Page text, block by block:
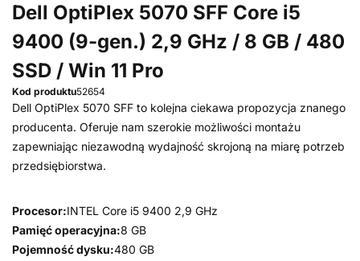
Dell OptiPlex 5070 SFF Core i5
9400 (9-gen.) 2,9 GHz / 8 GB / 480
SSD / Win 11 Pro
Kod produktu52654
Dell OptiPlex 5070 SFF to kolejna ciekawa propozycja znanego
producenta. Oferuje nam szerokie możliwości montażu
zapewniając niezawodną wydajność skrojoną na miarę potrzeb
przedsiębiorstwa.
Procesor:INTEL Core i5 9400 2,9 GHz
Pamięć operacyjna:8 GB
Pojemność dysku:480 GB